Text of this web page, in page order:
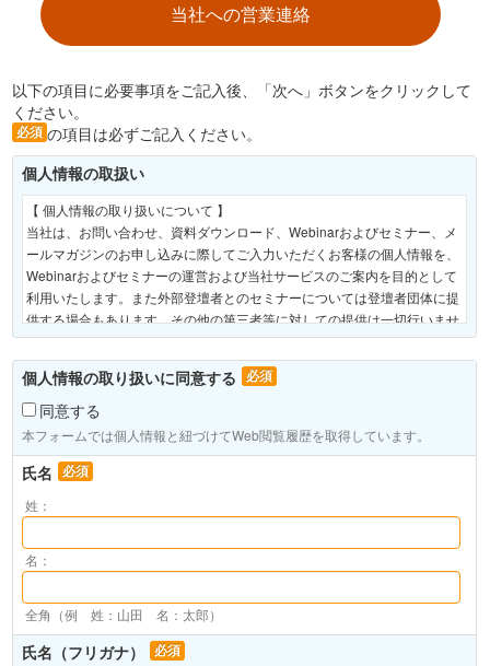
当社への営業連絡
以下の項目に必要事項をご記入後、「次へ」ボタンをクリックして
ください。
必須 の項目は必ずご記入ください。
個人情報の取扱い
【 個人情報の取り扱いについて 】
当社は、お問い合わせ、資料ダウンロード、Webinarおよびセミナー、メ
ールマガジンのお申し込みに際してご入力いただくお客様の個人情報を、
Webinarおよびセミナーの運営および当社サービスのご案内を目的として
利用いたします。また外部登壇者とのセミナーについては登壇者団体に提
供する場合もあります。その他の第三者等に対しての提供は一切行いませ
ん。具体的な当社サービスを提供するに際しては個人情報の預託を行う場
合があります。また、ご入力いただきます際の非必須項目の入力は任意で
あり、ご入力いただかなかった場合にもお客様になんらの不利益も生じま
せん。その他お客様の個人情報に関する利用目的の通知・開示・訂正・追
加・削除・利用停止・消去・第三者への提供の停止のご依頼、及びその窓
情報保護ポリシー」をご参照ください。
個人情報管理責任者 株式会社ネットラーニング 代表取締役会長 岸田
個人情報の取り扱いに同意する 必須
同意する
本フォームでは個人情報と紐づけてWeb閲覧履歴を取得しています。
氏名
必須
姓：
名：
全角（例 姓：山田 名：太郎）
氏名（フリガナ）
必須